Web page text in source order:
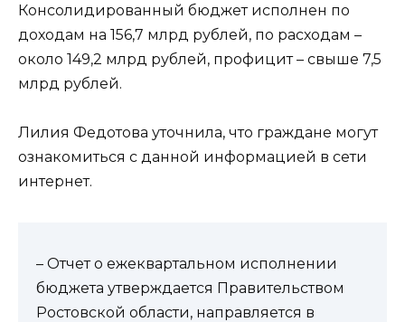
Консолидированный бюджет исполнен по
доходам на 156,7 млрд рублей, по расходам –
около 149,2 млрд рублей, профицит – свыше 7,5
млрд рублей.
Лилия Федотова уточнила, что граждане могут
ознакомиться с данной информацией в сети
интернет.
– Отчет о ежеквартальном исполнении
бюджета утверждается Правительством
Ростовской области, направляется в